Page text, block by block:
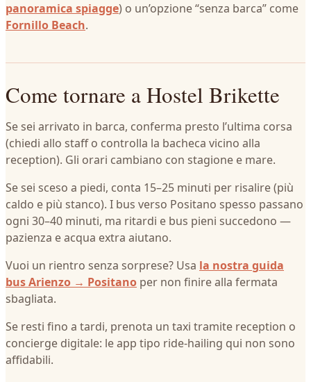
panoramica spiagge) o un’opzione “senza barca” come
Fornillo Beach.
Come tornare a Hostel Brikette
Se sei arrivato in barca, conferma presto l’ultima corsa
(chiedi allo staff o controlla la bacheca vicino alla
reception). Gli orari cambiano con stagione e mare.
Se sei sceso a piedi, conta 15–25 minuti per risalire (più
caldo e più stanco). I bus verso Positano spesso passano
ogni 30–40 minuti, ma ritardi e bus pieni succedono —
pazienza e acqua extra aiutano.
Vuoi un rientro senza sorprese? Usa la nostra guida
bus Arienzo → Positano per non finire alla fermata
sbagliata.
Se resti fino a tardi, prenota un taxi tramite reception o
concierge digitale: le app tipo ride‑hailing qui non sono
affidabili.